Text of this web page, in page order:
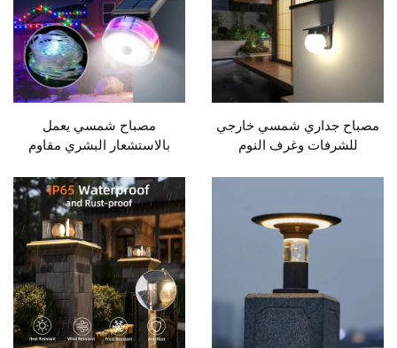
مصباح جداري شمسي خارجي
للشرفات وغرف النوم
مصباح شمسي يعمل
بالاستشعار البشري مقاوم
سلسلة إضاءة عالية السطوع
لإضاءة الجدران وديكور الفناء
وإنشاء أجواء